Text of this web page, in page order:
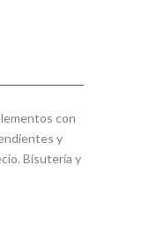
con
y
Bisutería y